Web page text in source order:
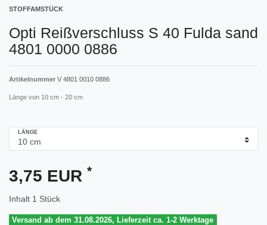
STOFFAMSTÜCK
Opti Reißverschluss S 40 Fulda sand
4801 0000 0886
Artikelnummer V 4801 0010 0886
Länge von 10 cm - 20 cm
LÄNGE
3,75 EUR *
Inhalt 1 Stück
Versand ab dem 31.08.2026, Lieferzeit ca. 1-2 Werktage